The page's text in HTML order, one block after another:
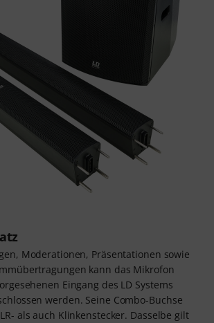
Moderationen, Präsentationen sowie
kann das Mikrofon
Eingang des LD Systems
werden. Seine Combo-Buchse
als auch Klinkenstecker. Dasselbe gilt